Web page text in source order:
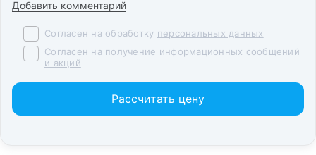
Добавить комментарий
Согласен на обработку персональных данных
Согласен на получение информационных сообщений
и акций
Рассчитать цену